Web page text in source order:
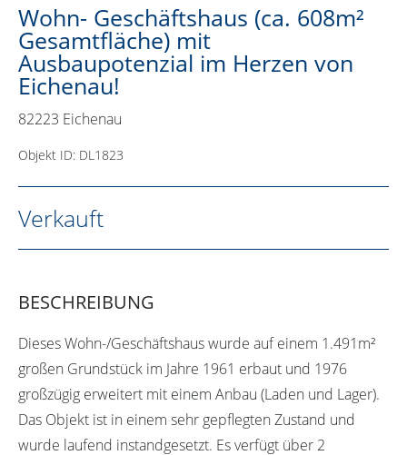
Wohn- Geschäftshaus (ca. 608m²
Gesamtfläche) mit
Ausbaupotenzial im Herzen von
Eichenau!
82223 Eichenau
Objekt ID: DL1823
Verkauft
BESCHREIBUNG
Dieses Wohn-/Geschäftshaus wurde auf einem 1.491m²
großen Grundstück im Jahre 1961 erbaut und 1976
großzügig erweitert mit einem Anbau (Laden und Lager).
Das Objekt ist in einem sehr gepflegten Zustand und
wurde laufend instandgesetzt. Es verfügt über 2